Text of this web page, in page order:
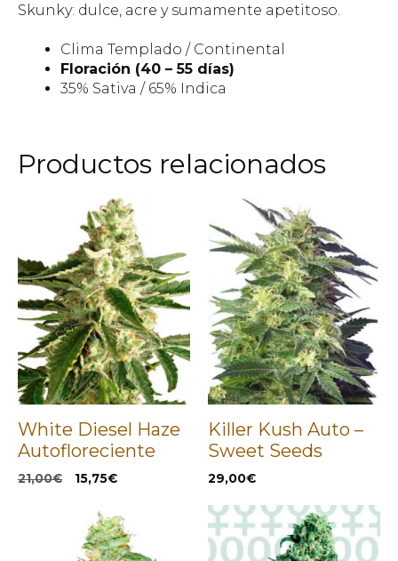
Skunky: dulce, acre y sumamente apetitoso.
Clima Templado / Continental
Floración (40 – 55 días)
35% Sativa / 65% Indica
Productos relacionados
White Diesel Haze
Autofloreciente
21,00€
El
original
era:
21,00€.
15,75€El
es:
15,75€.
Killer Kush Auto –
Sweet Seeds
29,00€